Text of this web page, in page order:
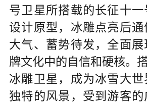
号卫星所搭载的长征十
设计原型，冰雕点亮后
大气、蓄势待发，全面
牌文化中的自信和硬核。
冰雕卫星，成为冰雪大
独特的风景，受到游客